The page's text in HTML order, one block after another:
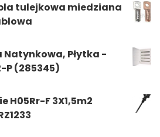
tulejkowa miedziana
Natynkowa, Płytka -
P (285345)
H05Rr-F 3X1,5m2